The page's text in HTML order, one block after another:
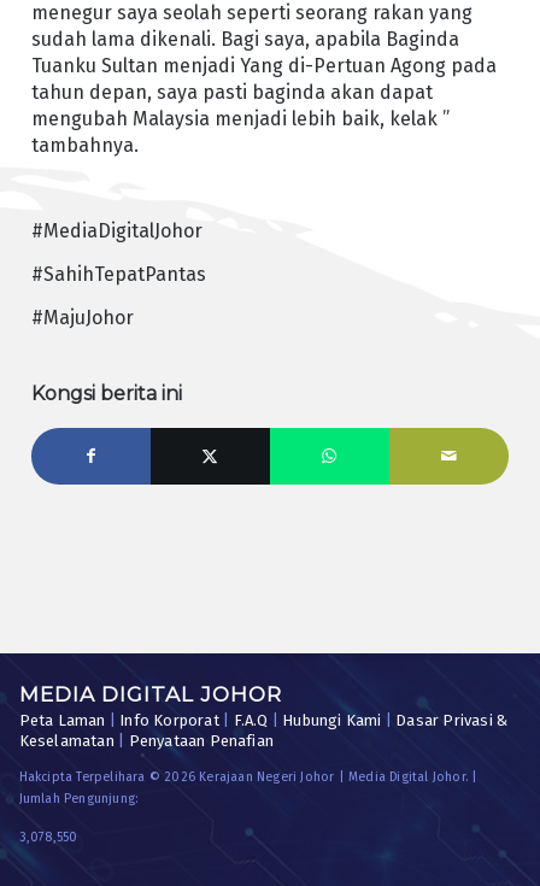
menegur saya seolah seperti seorang rakan yang
sudah lama dikenali. Bagi saya, apabila Baginda
Tuanku Sultan menjadi Yang di-Pertuan Agong pada
tahun depan, saya pasti baginda akan dapat
mengubah Malaysia menjadi lebih baik, kelak ”
tambahnya.
#MediaDigitalJohor
#SahihTepatPantas
#MajuJohor
Kongsi berita ini
MEDIA DIGITAL JOHOR
Peta Laman Info Korporat| F.A.Q Hubungi Kami
Dasar Privasi &
Keselamatan
Penyataan Penafian
Hakcipta Terpelihara © 2026 Kerajaan Negeri Johor | Media Digital Johor. |
Jumlah Pengunjung:
3,078,550